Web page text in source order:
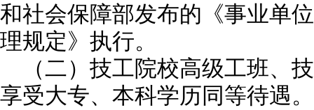
和社会保障部发布的《事业单
理规定》执行。
（二）技工院校高级工班、
享受大专、本科学历同等待遇